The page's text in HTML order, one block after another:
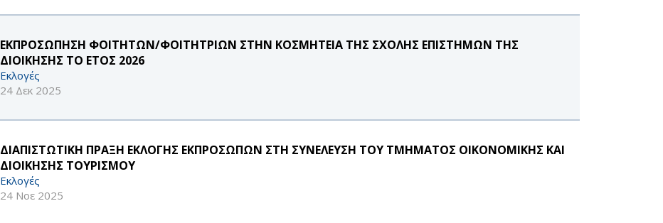
ΕΚΠΡΟΣΩΠΗΣΗ ΦΟΙΤΗΤΩΝ/ΦΟΙΤΗΤΡΙΩΝ ΣΤΗΝ ΚΟΣΜΗΤΕΙΑ ΤΗΣ ΣΧΟΛΗΣ ΕΠΙΣΤΗΜΩΝ ΤΗΣ
ΔΙΟΙΚΗΣΗΣ ΤΟ ΕΤΟΣ 2026
Εκλογές
24 Δεκ 2025
ΔΙΑΠΙΣΤΩΤΙΚΗ ΠΡΑΞΗ ΕΚΛΟΓΗΣ ΕΚΠΡΟΣΩΠΩΝ ΣΤΗ ΣΥΝΕΛΕΥΣΗ ΤΟΥ ΤΜΗΜΑΤΟΣ ΟΙΚΟΝΟΜΙΚΗΣ ΚΑΙ
ΔΙΟΙΚΗΣΗΣ ΤΟΥΡΙΣΜΟΥ
Εκλογές
24 Νοε 2025